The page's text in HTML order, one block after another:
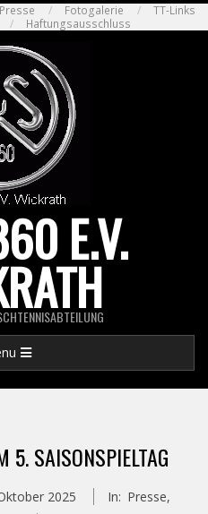
Presse Fotogalerie
TT-Links
Haftungsausschluss
E.V.
5. SAISONSPIELTAG
2025 In: Presse,